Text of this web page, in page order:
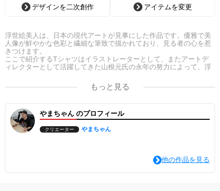
デザインを二次創作 アイテムを変更
浮世絵美人は、日本の現代アートが見事にした作品です。優雅で美
人像が鮮やかな色彩と繊細な筆致で描かれており、見る者の心を惹
きつけます。
ここで紹介するTシャツはイラストレーターとして、またアートデ
ィレクターとして活躍してきた山根元氏の永年の努力によって、浮
甦った浮世絵であり、氏自身の幻想画をTシャツにしてみました。
もっと見る
やまちゃん のプロフィール
クリエーター やまちゃん
他の作品を見る